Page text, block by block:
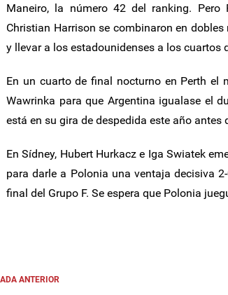
Maneiro, la número 42 del ranking.
Christian Harrison se combinaron en
y llevar a los estadounidenses a los cuartos
En un cuarto de final nocturno en Perth el
Wawrinka para que Argentina igualase el
está en su gira de despedida este año antes
En Sídney, Hubert Hurkacz e Iga Swiatek
para darle a Polonia una ventaja decisiva
final del Grupo F. Se espera que Polonia
ANTERIOR